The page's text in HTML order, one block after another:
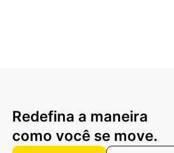
Redefina a maneira
como você se move.